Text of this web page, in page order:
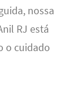
nossa
RJ está
o cuidado